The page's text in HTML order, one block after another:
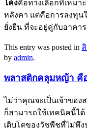
โค้งคือทางเลือกที่เหมา
หลังคา แต่คือการลงทุน
ยั่งยืน ที่จะอยู่คู่กับอาคา
This entry was posted in
by admin.
พลาสติกคลุมหญ้า คื
ไม่ว่าคุณจะเป็นเจ้าขอ
ก็สามารถใช้เทคนิคนี้ได้
เติบโตของวัชพืชที่ไม่พึ